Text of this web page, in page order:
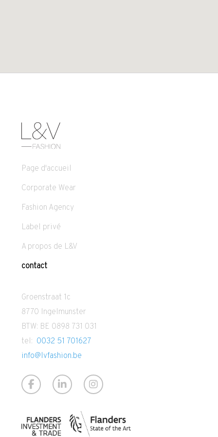
Page d'accueil
Corporate Wear
Fashion Agency
Label privé
A propos de L&V
contact
Groenstraat 1c
8770 Ingelmunster
BTW: BE 0898 731 031
tel: 0032 51 701627
info@lvfashion.be